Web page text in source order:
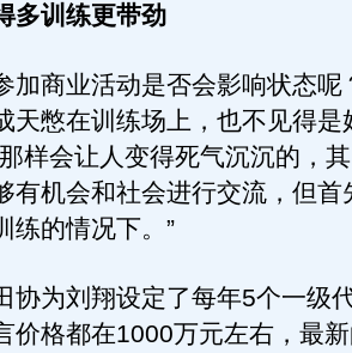
训练更带劲
商业活动是否会影响状态呢
天憋在训练场上，也不见得是
样会让人变得死气沉沉的，
有机会和社会进行交流，但首
练的情况下。”
为刘翔设定了每年5个一级
价格都在1000万元左右，最